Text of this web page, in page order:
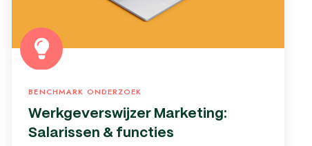
BENCHMARK ONDERZOEK
Werkgeverswijzer Marketing:
Salarissen & functies